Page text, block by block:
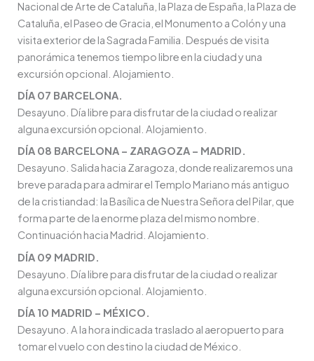
Nacional de Arte de Cataluña, la Plaza de España, la Plaza de
Cataluña, el Paseo de Gracia, el Monumento a Colón y una
visita exterior de la Sagrada Familia. Después de visita
panorámica tenemos tiempo libre en la ciudad y una
excursión opcional. Alojamiento.
DÍA 07 BARCELONA.
Desayuno. Día libre para disfrutar de la ciudad o realizar
alguna excursión opcional. Alojamiento.
DÍA 08 BARCELONA – ZARAGOZA – MADRID.
Desayuno. Salida hacia Zaragoza, donde realizaremos una
breve parada para admirar el Templo Mariano más antiguo
de la cristiandad: la Basílica de Nuestra Señora del Pilar, que
forma parte de la enorme plaza del mismo nombre.
Continuación hacia Madrid. Alojamiento.
DÍA 09 MADRID.
Desayuno. Día libre para disfrutar de la ciudad o realizar
alguna excursión opcional. Alojamiento.
DÍA 10 MADRID – MÉXICO.
Desayuno. A la hora indicada traslado al aeropuerto para
tomar el vuelo con destino la ciudad de México.